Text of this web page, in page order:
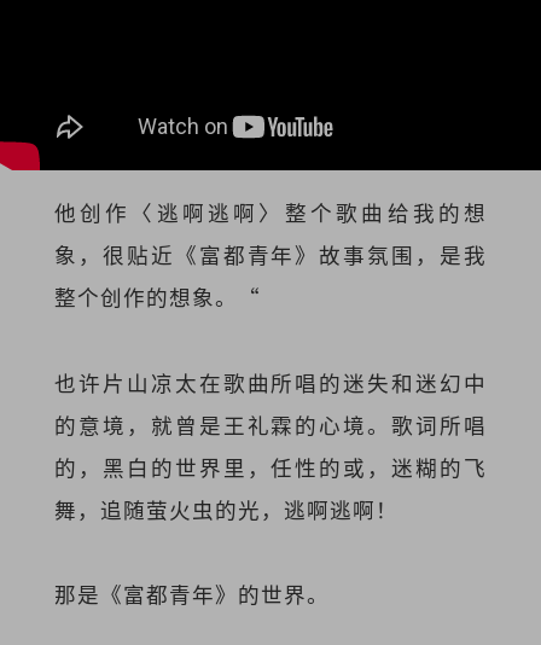
他创作〈逃啊逃啊〉整个歌曲给我的想
象，很贴近《富都青年》故事氛围，是我
整个创作的想象。“
也许片山凉太在歌曲所唱的迷失和迷幻中
的意境，就曾是王礼霖的心境。歌词所唱
的，黑白的世界里，任性的或，迷糊的飞
舞，追随萤火虫的光，逃啊逃啊！
那是《富都青年》的世界。